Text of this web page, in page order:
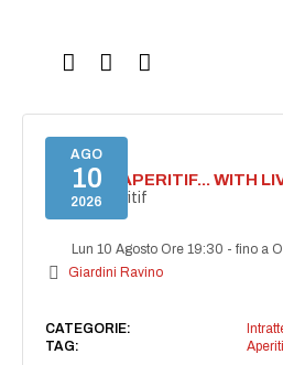
AGO
10
2026
SECRET APERITIF... WITH
Secret aperitif
Lun 10 Agosto Ore 19:30 -fino a
Giardini Ravino
CATEGORIE:
TAG: